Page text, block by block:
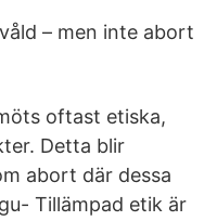
– men inte abort
oftast etiska,
Detta blir
abort där dessa
Tillämpad etik är